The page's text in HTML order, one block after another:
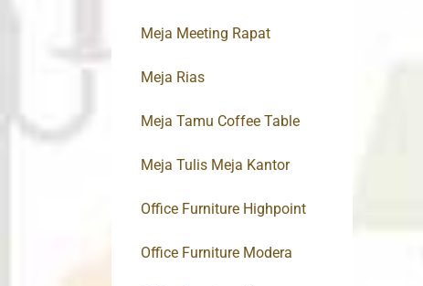
Meja Meeting Rapat
Meja Rias
Meja Tamu Coffee Table
Meja Tulis Meja Kantor
Office Furniture Highpoint
Office Furniture Modera